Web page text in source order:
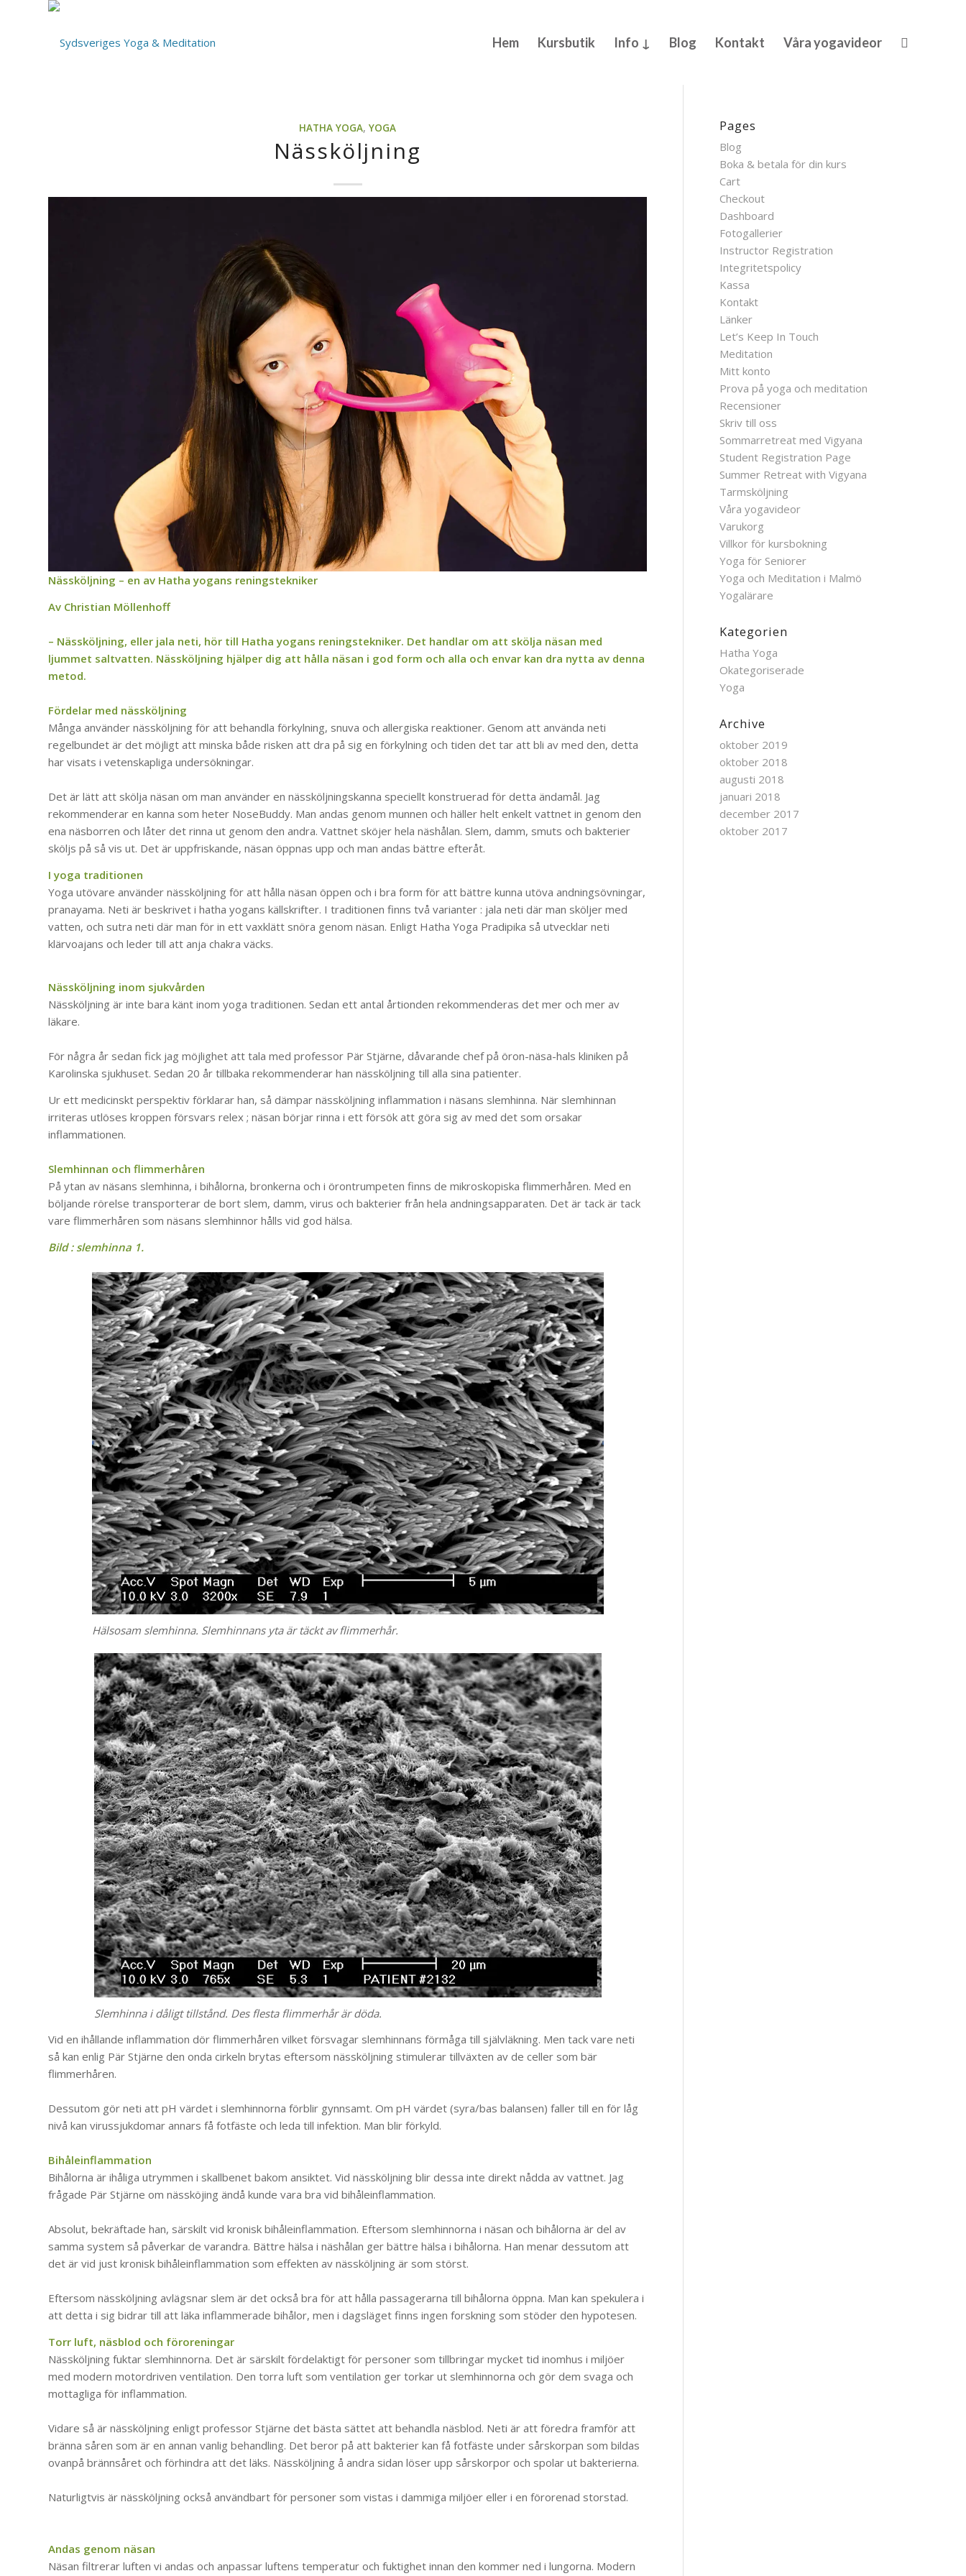
Hem Kursbutik Info ↓ Blog Kontakt Våra yogavideor
HATHA YOGA,YOGA
Nässköljning
Nässköljning – en av Hatha yogans reningstekniker
Av Christian Möllenhoff
– Nässköljning, eller jala neti, hör till Hatha yogans reningstekniker. Det handlar om att skölja näsan med
ljummet saltvatten. Nässköljning hjälper dig att hålla näsan i god form och alla och envar kan dra nytta av denna
metod.
Fördelar med nässköljning
Många använder nässköljning för att behandla förkylning, snuva och allergiska reaktioner. Genom att använda neti
regelbundet är det möjligt att minska både risken att dra på sig en förkylning och tiden det tar att bli av med den, detta
har visats i vetenskapliga undersökningar.
Det är lätt att skölja näsan om man använder en nässköljningskanna speciellt konstruerad för detta ändamål. Jag
rekommenderar en kanna som heter NoseBuddy. Man andas genom munnen och häller helt enkelt vattnet in genom den
ena näsborren och låter det rinna ut genom den andra. Vattnet sköjer hela näshålan. Slem, damm, smuts och bakterier
sköljs på så vis ut. Det är uppfriskande, näsan öppnas upp och man andas bättre efteråt.
I yoga traditionen
Yoga utövare använder nässköljning för att hålla näsan öppen och i bra form för att bättre kunna utöva andningsövningar,
pranayama. Neti är beskrivet i hatha yogans källskrifter. I traditionen finns två varianter : jala neti där man sköljer med
vatten, och sutra neti där man för in ett vaxklätt snöra genom näsan. Enligt Hatha Yoga Pradipika så utvecklar neti
klärvoajans och leder till att anja chakra väcks.
Nässköljning inom sjukvården
Nässköljning är inte bara känt inom yoga traditionen. Sedan ett antal årtionden rekommenderas det mer och mer av
läkare.
För några år sedan fick jag möjlighet att tala med professor Pär Stjärne, dåvarande chef på öron-näsa-hals kliniken på
Karolinska sjukhuset. Sedan 20 år tillbaka rekommenderar han nässköljning till alla sina patienter.
Ur ett medicinskt perspektiv förklarar han, så dämpar nässköljning inflammation i näsans slemhinna. När slemhinnan
irriteras utlöses kroppen försvars relex ; näsan börjar rinna i ett försök att göra sig av med det som orsakar
inflammationen.
Slemhinnan och flimmerhåren
På ytan av näsans slemhinna, i bihålorna, bronkerna och i örontrumpeten finns de mikroskopiska flimmerhåren. Med en
böljande rörelse transporterar de bort slem, damm, virus och bakterier från hela andningsapparaten. Det är tack är tack
vare flimmerhåren som näsans slemhinnor hålls vid god hälsa.
Bild : slemhinna 1.
Hälsosam slemhinna. Slemhinnans yta är täckt av flimmerhår.
Slemhinna i dåligt tillstånd. Des flesta flimmerhår är döda.
Vid en ihållande inflammation dör flimmerhåren vilket försvagar slemhinnans förmåga till självläkning. Men tack vare neti
så kan enlig Pär Stjärne den onda cirkeln brytas eftersom nässköljning stimulerar tillväxten av de celler som bär
flimmerhåren.
Dessutom gör neti att pH värdet i slemhinnorna förblir gynnsamt. Om pH värdet (syra/bas balansen) faller till en för låg
nivå kan virussjukdomar annars få fotfäste och leda till infektion. Man blir förkyld.
Bihåleinflammation
Bihålorna är ihåliga utrymmen i skallbenet bakom ansiktet. Vid nässköljning blir dessa inte direkt nådda av vattnet. Jag
frågade Pär Stjärne om nässköjing ändå kunde vara bra vid bihåleinflammation.
Absolut, bekräftade han, särskilt vid kronisk bihåleinflammation. Eftersom slemhinnorna i näsan och bihålorna är del av
samma system så påverkar de varandra. Bättre hälsa i näshålan ger bättre hälsa i bihålorna. Han menar dessutom att
det är vid just kronisk bihåleinflammation som effekten av nässköljning är som störst.
Eftersom nässköljning avlägsnar slem är det också bra för att hålla passagerarna till bihålorna öppna. Man kan spekulera i
att detta i sig bidrar till att läka inflammerade bihålor, men i dagsläget finns ingen forskning som stöder den hypotesen.
Torr luft, näsblod och föroreningar
Nässköljning fuktar slemhinnorna. Det är särskilt fördelaktigt för personer som tillbringar mycket tid inomhus i miljöer
med modern motordriven ventilation. Den torra luft som ventilation ger torkar ut slemhinnorna och gör dem svaga och
mottagliga för inflammation.
Vidare så är nässköljning enligt professor Stjärne det bästa sättet att behandla näsblod. Neti är att föredra framför att
bränna såren som är en annan vanlig behandling. Det beror på att bakterier kan få fotfäste under sårskorpan som bildas
ovanpå brännsåret och förhindra att det läks. Nässköljning å andra sidan löser upp sårskorpor och spolar ut bakterierna.
Naturligtvis är nässköljning också användbart för personer som vistas i dammiga miljöer eller i en förorenad storstad.
Andas genom näsan
Näsan filtrerar luften vi andas och anpassar luftens temperatur och fuktighet innan den kommer ned i lungorna. Modern
Pages
Blog
Boka & betala för din kurs
Cart
Checkout
Dashboard
Fotogallerier
Instructor Registration
Integritetspolicy
Kassa
Kontakt
Länker
Let’s Keep In Touch
Meditation
Mitt konto
Prova på yoga och meditation
Recensioner
Skriv till oss
Sommarretreat med Vigyana
Student Registration Page
Summer Retreat with Vigyana
Tarmsköljning
Våra yogavideor
Varukorg
Villkor för kursbokning
Yoga för Seniorer
Yoga och Meditation i Malmö
Yogalärare
Kategorien
Hatha Yoga
Okategoriserade
Yoga
Archive
oktober 2019
oktober 2018
augusti 2018
januari 2018
december 2017
oktober 2017